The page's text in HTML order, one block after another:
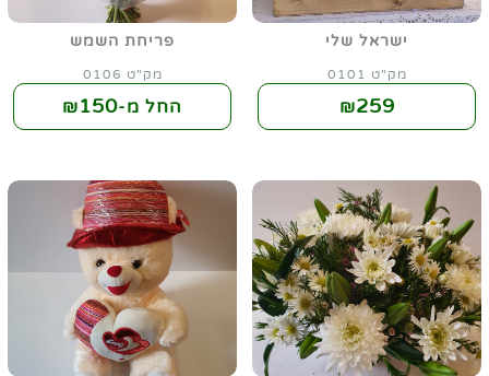
ישראל שלי
מק"ט 0101
₪259
פריחת השמש
מק"ט 0106
החל מ-₪150